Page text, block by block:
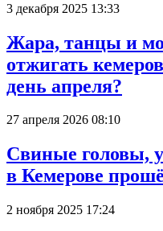
3 декабря 2025 13:33
Жара, танцы и
отжигать
день апреля?
27 апреля 2026 08:10
Свиные головы,
в Кемерове
2 ноября 2025 17:24